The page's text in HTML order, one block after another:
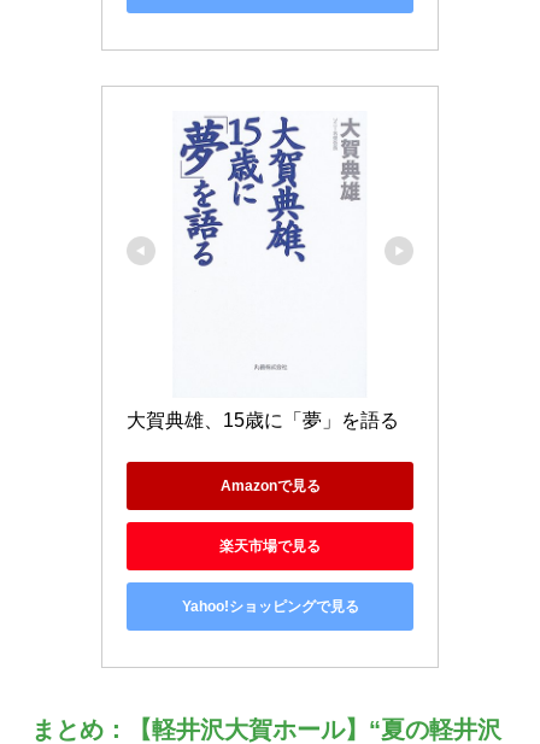
大賀典雄、15歳に「夢」を語る
Amazonで見る
楽天市場で見る
Yahoo!ショッピングで見る
まとめ：【軽井沢大賀ホール】“夏の軽井沢